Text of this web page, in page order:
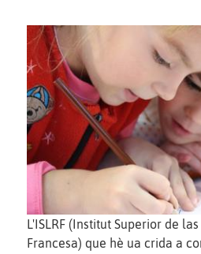
L'ISLRF (Institut Superior de
Francesa) que hè ua crida a